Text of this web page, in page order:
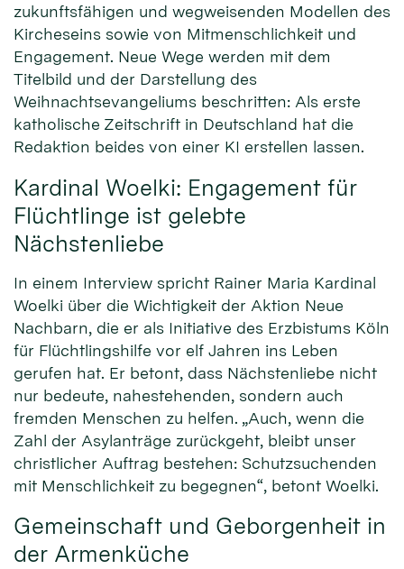
zukunftsfähigen und wegweisenden Modellen des
Kircheseins sowie von Mitmenschlichkeit und
Engagement. Neue Wege werden mit dem
Titelbild und der Darstellung des
Weihnachtsevangeliums beschritten: Als erste
katholische Zeitschrift in Deutschland hat die
Redaktion beides von einer KI erstellen lassen.
Kardinal Woelki: Engagement für
Flüchtlinge ist gelebte
Nächstenliebe
In einem Interview spricht Rainer Maria Kardinal
Woelki über die Wichtigkeit der Aktion Neue
Nachbarn, die er als Initiative des Erzbistums Köln
für Flüchtlingshilfe vor elf Jahren ins Leben
gerufen hat. Er betont, dass Nächstenliebe nicht
nur bedeute, nahestehenden, sondern auch
fremden Menschen zu helfen. „Auch, wenn die
Zahl der Asylanträge zurückgeht, bleibt unser
christlicher Auftrag bestehen: Schutzsuchenden
mit Menschlichkeit zu begegnen“, betont Woelki.
Gemeinschaft und Geborgenheit in
der Armenküche